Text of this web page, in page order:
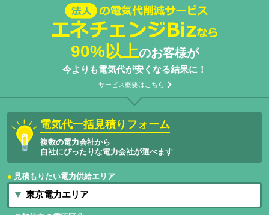
法人の電気代削減サービスエネチェン
ジBizなら
90%以上のお客様が
今よりも電気代が安くなる結果に！
サービス概要はこちら
電気代一括見積りフォーム
複数の電力会社から
自社にぴったりな電力会社が選べます
見積もりたい電力供給エリア